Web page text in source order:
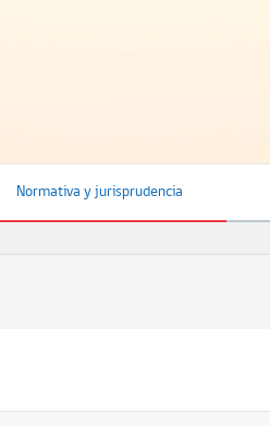
Normativa y jurisprudencia